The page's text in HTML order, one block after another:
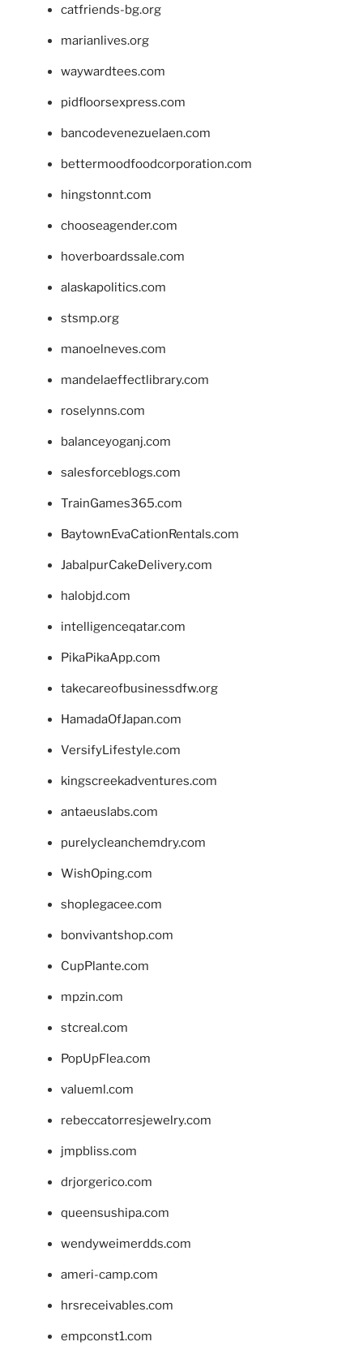
catfriends-bg.org
marianlives.org
waywardtees.com
pidfloorsexpress.com
bancodevenezuelaen.com
bettermoodfoodcorporation.com
hingstonnt.com
chooseagender.com
hoverboardssale.com
alaskapolitics.com
stsmp.org
manoelneves.com
mandelaeffectlibrary.com
roselynns.com
balanceyoganj.com
salesforceblogs.com
TrainGames365.com
BaytownEvaCationRentals.com
JabalpurCakeDelivery.com
halobjd.com
intelligenceqatar.com
PikaPikaApp.com
takecareofbusinessdfw.org
HamadaOfJapan.com
VersifyLifestyle.com
kingscreekadventures.com
antaeuslabs.com
purelycleanchemdry.com
WishOping.com
shoplegacee.com
bonvivantshop.com
CupPlante.com
mpzin.com
stcreal.com
PopUpFlea.com
valueml.com
rebeccatorresjewelry.com
jmpbliss.com
drjorgerico.com
queensushipa.com
wendyweimerdds.com
ameri-camp.com
hrsreceivables.com
empconst1.com